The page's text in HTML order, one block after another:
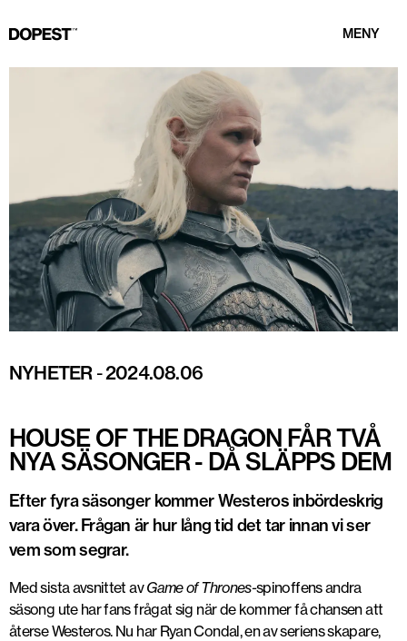
MENY
NYHETER-2024.08.06
HOUSE OF THE DRAGON FÅR TVÅ
NYA SÄSONGER - DÅ SLÄPPS DEM
Efter fyra säsonger kommer Westeros inbördeskrig
vara över. Frågan är hur lång tid det tar innan vi ser
vem som segrar.
Med sista avsnittet avGame of Thrones-spinoffens andra
säsong ute har fans frågat sig när de kommer få chansen att
återse Westeros. Nu har Ryan Condal, en av seriens skapare,